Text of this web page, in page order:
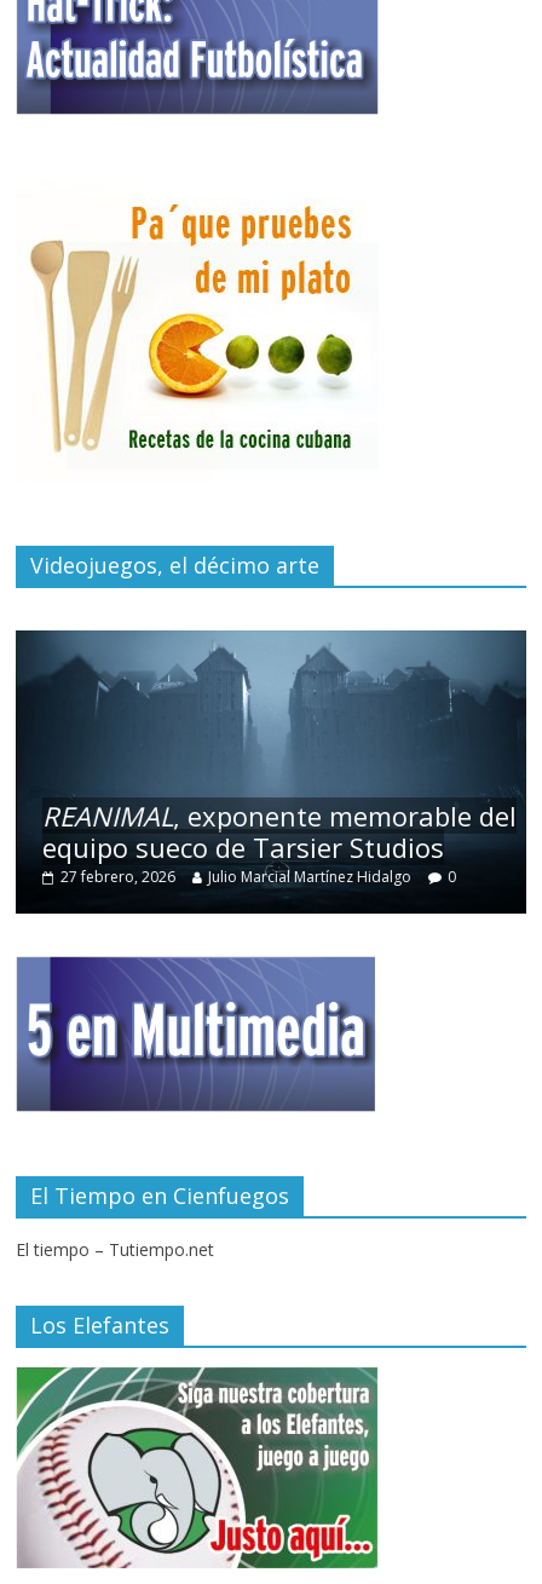
Videojuegos, el décimo arte
REANIMAL, exponente memorable del
equipo sueco de Tarsier Studios
27 febrero, 2026 Julio Marcial Martínez Hidalgo 0
El Tiempo en Cienfuegos
El tiempo – Tutiempo.net
Los Elefantes